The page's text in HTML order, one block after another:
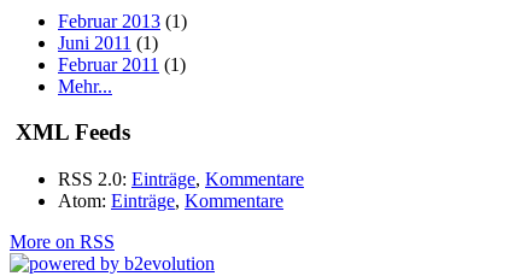
Februar 2013 (1)
Juni 2011 (1)
Februar 2011 (1)
Mehr...
XML Feeds
RSS 2.0: Einträge, Kommentare
Atom: Einträge, Kommentare
More on RSS